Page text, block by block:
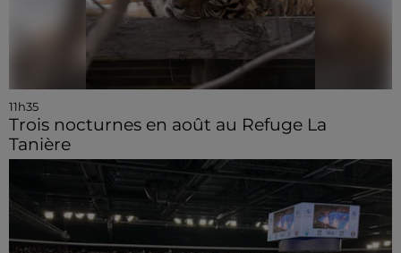
11h35
Trois nocturnes en août au Refuge La
Tanière